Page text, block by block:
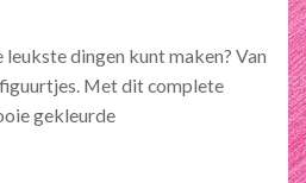
dingen kunt maken? Van
Met dit complete
gekleurde